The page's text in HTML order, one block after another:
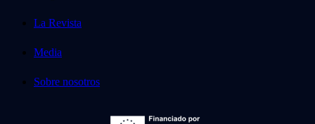
La Revista
Media
Sobre nosotros